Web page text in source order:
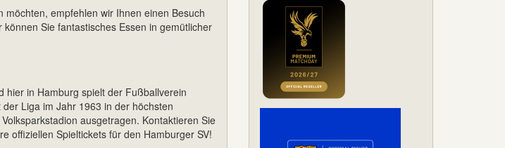
empfehlen wir Ihnen einen Besuch
Sie fantastisches Essen in gemütlicher
hier in Hamburg spielt der Fußballverein
Liga im Jahr 1963 in der höchsten
ausgetragen. Kontaktieren Sie
offiziellen Spieltickets für den Hamburger SV!